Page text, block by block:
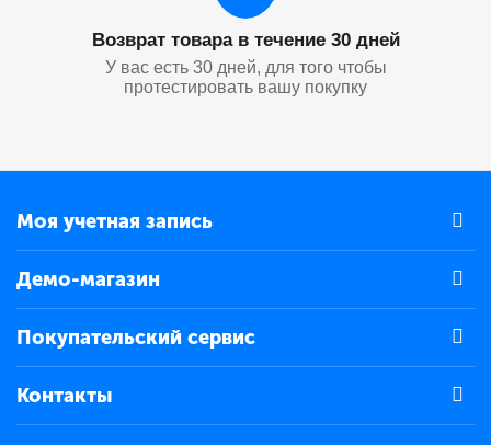
Возврат товара в течение 30 дней
У вас есть 30 дней, для того чтобы
протестировать вашу покупку
Моя учетная запись
Демо-магазин
Покупательский сервис
Контакты